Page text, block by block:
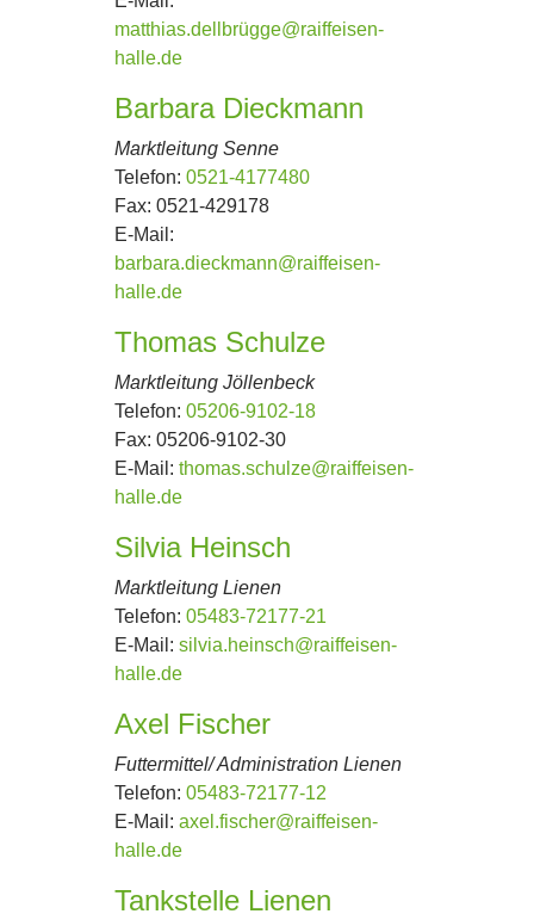
matthias.dellbrügge@raiffeisen-
halle.de
Barbara Dieckmann
Marktleitung Senne
Telefon: 0521-4177480
Fax: 0521-429178
E-Mail:
barbara.dieckmann@raiffeisen-
halle.de
Thomas Schulze
Marktleitung Jöllenbeck
Telefon: 05206-9102-18
Fax: 05206-9102-30
E-Mail: thomas.schulze@raiffeisen-
halle.de
Silvia Heinsch
Marktleitung Lienen
Telefon: 05483-72177-21
E-Mail: silvia.heinsch@raiffeisen-
halle.de
Axel Fischer
Futtermittel/ Administration Lienen
Telefon: 05483-72177-12
E-Mail: axel.fischer@raiffeisen-
halle.de
Tankstelle Lienen